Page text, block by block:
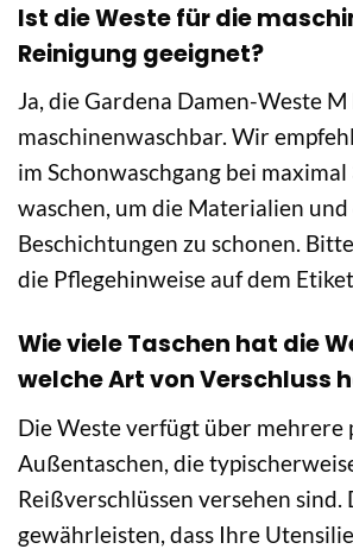
Ist die Weste für die
Reinigung geeignet?
Ja, die Gardena Damen-Weste
maschinenwaschbar. Wir
im Schonwaschgang bei maximal
waschen, um die Materialien und
Beschichtungen zu schonen.
die Pflegehinweise auf dem
Wie viele Taschen hat die
welche Art von Verschluss
Die Weste verfügt über mehrere
Außentaschen, die
Reißverschlüssen versehen sind.
gewährleisten, dass Ihre